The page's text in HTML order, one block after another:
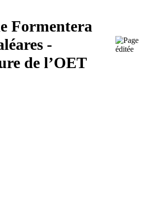
Formentera
-
de l’OET